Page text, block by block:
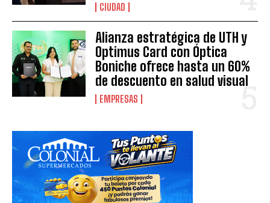
CIUDAD
Alianza estratégica de UTH y
Optimus Card con Óptica
Boniche ofrece hasta un 60%
de descuento en salud visual
EMPRESAS